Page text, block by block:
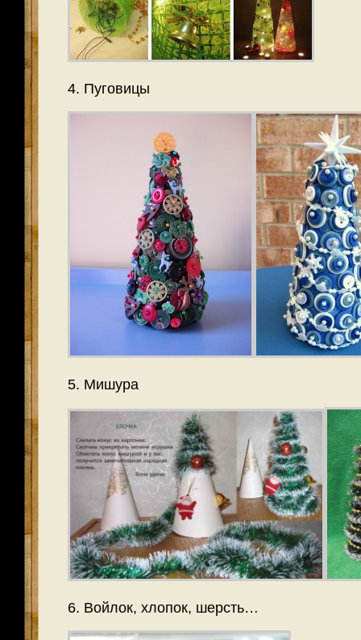
4. Пуговицы
5. Мишура
6. Войлок, хлопок, шерсть…